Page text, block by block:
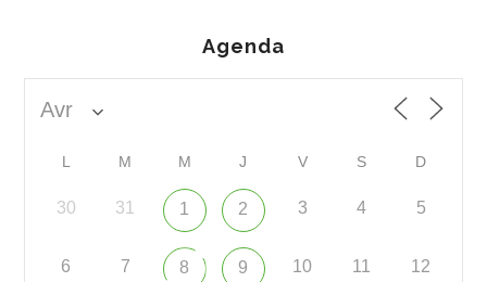
Agenda
L M M J V S D
30 31 1 2 3 4 5
6 7 8 9 10 11 12